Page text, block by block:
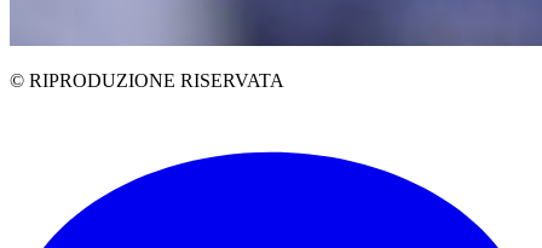
© RIPRODUZIONE RISERVATA